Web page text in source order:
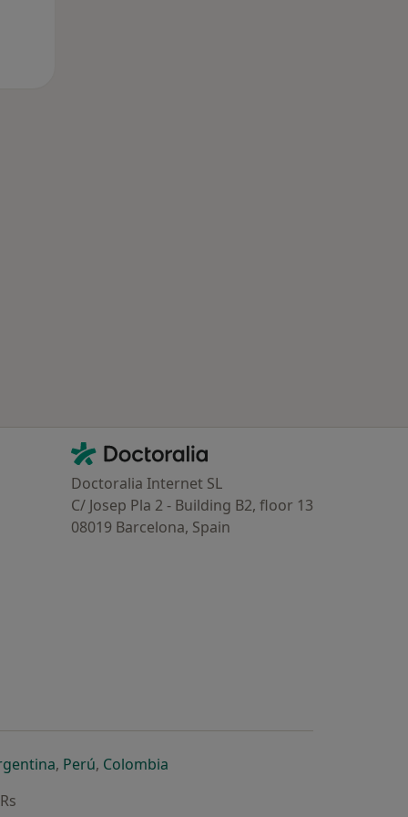
Contacto
Doctoralia - Homepage
Doctoralia Internet SL
C/ Josep Pla 2 - Building B2, floor 13
08019 Barcelona, Spain
separador
num novo separador
abre num novo separador
, Perúabre num novo separador
, Colombiaabre num novo separador